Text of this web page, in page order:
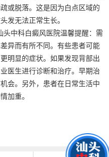
或脱落。这是因为白点区域的
发无法正常生长。
中科白癜风医院温馨提醒：需
异而有所不同。有些患者可能
明显的症状。如果发现背部出
医生进行诊断和治疗。早期治
会。另外，患者在日常生活中
加重。